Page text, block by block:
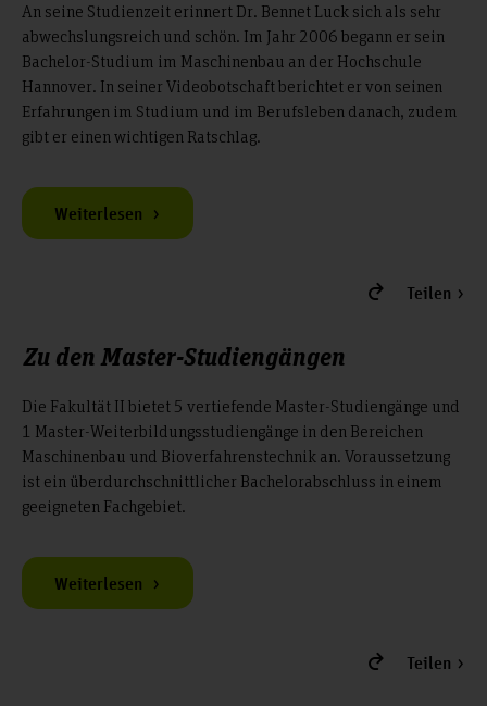
An seine Studienzeit erinnert Dr. Bennet Luck sich als sehr
abwechslungsreich und schön. Im Jahr 2006 begann er sein
Bachelor-Studium im Maschinenbau an der Hochschule
Hannover. In seiner Videobotschaft berichtet er von seinen
Erfahrungen im Studium und im Berufsleben danach, zudem
gibt er einen wichtigen Ratschlag.
Weiterlesen
Teilen
Zu den Master-Studiengängen
Die Fakultät II bietet 5 vertiefende Master-Studiengänge und
1 Master-Weiterbildungsstudiengänge in den Bereichen
Maschinenbau und Bioverfahrenstechnik an. Voraussetzung
ist ein überdurchschnittlicher Bachelorabschluss in einem
geeigneten Fachgebiet.
Weiterlesen
Teilen